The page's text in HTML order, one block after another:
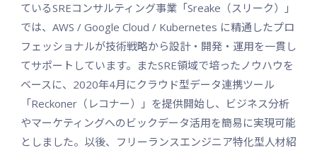
ているSREコンサルティング事業「Sreake（スリーク）」
では、AWS / Google Cloud / Kubernetes に精通したプロ
フェッショナルが技術戦略から設計・開発・運用を一貫し
てサポートしています。またSRE領域で培ったノウハウを
ベースに、2020年4月にクラウド型データ連携ツール
「Reckoner（レコナー）」を提供開始し、ビジネス分析
やマーケティングへのビックデータ活用を簡易に実現可能
としました。以後、フリーランスエンジニア特化型人材紹